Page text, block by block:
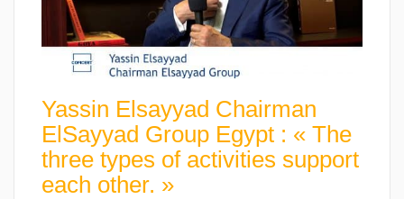
Yassin Elsayyad Chairman
ElSayyad Group Egypt : « The
three types of activities support
each other. »